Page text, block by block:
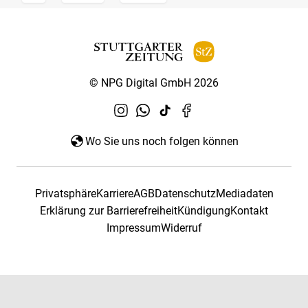
© NPG Digital GmbH 2026
Wo Sie uns noch folgen können
PrivatsphäreKarriereAGBDatenschutzMediadaten
Erklärung zur BarrierefreiheitKündigungKontakt
ImpressumWiderruf